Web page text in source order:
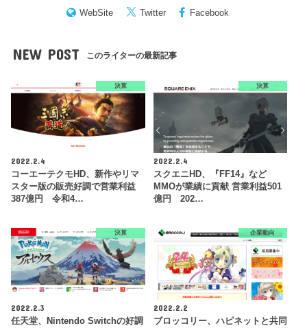
WebSite Twitter Facebook
NEW POST このライターの最新記事
決算
2022.2.4
コーエーテクモHD、新作やリマ
スター版の販売好調で営業利益
387億円 令和4…
決算
2022.2.4
スクエニHD、『FF14』など
MMOが業績に貢献 営業利益501
億円 202…
決算
2022.2.3
任天堂、Nintendo Switchの好調
企業動向
2022.2.2
ブロッコリー、ハピネットと共同